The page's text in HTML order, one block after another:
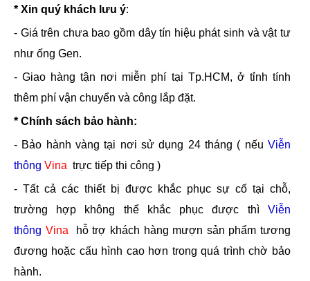
* Xin quý khách lưu ý:
- Giá trên chưa bao gồm dây tín hiệu phát sinh và vật tư
như ống Gen.
- Giao hàng tận nơi miễn phí tại Tp.HCM, ở tỉnh tính
thêm phí vận chuyển và công lắp đặt.
* Chính sách bảo hành:
- Bảo hành vàng tại nơi sử dụng 24 tháng ( nếu Viễn
thông Vina trực tiếp thi công )
- Tất cả các thiết bị được khắc phục sự cố tại chỗ,
trường hợp không thể khắc phục được thì Viễn
thông Vina hỗ trợ khách hàng mượn sản phẩm tương
đương hoặc cấu hình cao hơn trong quá trình chờ bảo
hành.